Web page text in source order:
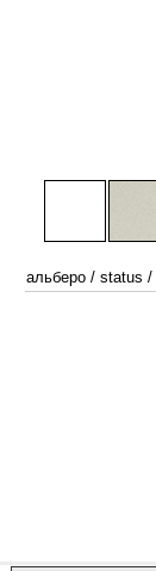
альберо / status /